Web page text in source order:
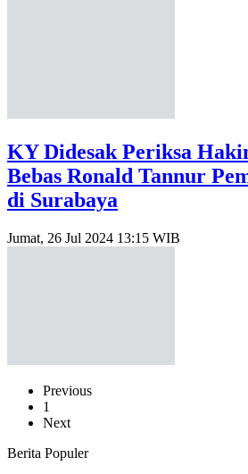
KY Didesak Periksa
Bebas Ronald Tannur
di Surabaya
Jumat, 26 Jul 2024 13:15 WIB
Previous
1
Next
Berita Populer